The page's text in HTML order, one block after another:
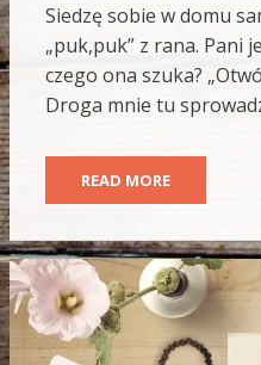
Siedzę sobie w domu
„puk,puk” z rana. Pani
czego ona szuka?
Droga mnie tu
READ MORE